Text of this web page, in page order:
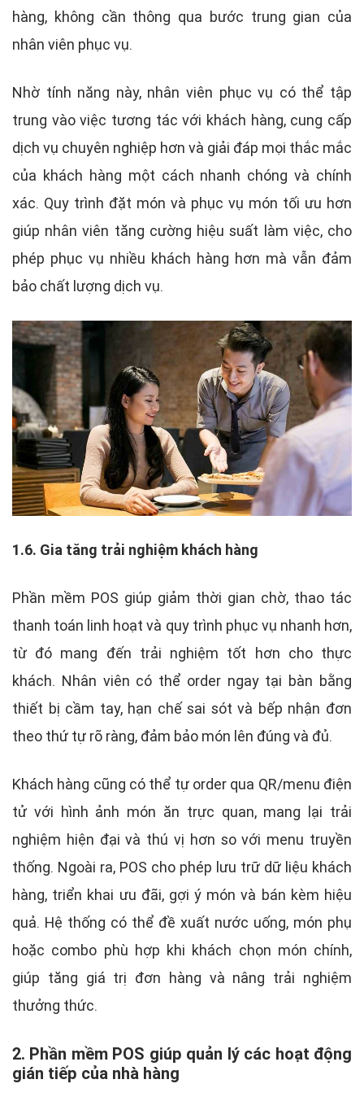
hàng, không cần thông qua bước trung gian của
nhân viên phục vụ.
Nhờ tính năng này, nhân viên phục vụ có thể tập
trung vào việc tương tác với khách hàng, cung cấp
dịch vụ chuyên nghiệp hơn và giải đáp mọi thắc mắc
của khách hàng một cách nhanh chóng và chính
xác. Quy trình đặt món và phục vụ món tối ưu hơn
giúp nhân viên tăng cường hiệu suất làm việc, cho
phép phục vụ nhiều khách hàng hơn mà vẫn đảm
bảo chất lượng dịch vụ.
1.6. Gia tăng trải nghiệm khách hàng
Phần mềm POS giúp giảm thời gian chờ, thao tác
thanh toán linh hoạt và quy trình phục vụ nhanh hơn,
từ đó mang đến trải nghiệm tốt hơn cho thực
khách. Nhân viên có thể order ngay tại bàn bằng
thiết bị cầm tay, hạn chế sai sót và bếp nhận đơn
theo thứ tự rõ ràng, đảm bảo món lên đúng và đủ.
Khách hàng cũng có thể tự order qua QR/menu điện
tử với hình ảnh món ăn trực quan, mang lại trải
nghiệm hiện đại và thú vị hơn so với menu truyền
thống. Ngoài ra, POS cho phép lưu trữ dữ liệu khách
hàng, triển khai ưu đãi, gợi ý món và bán kèm hiệu
quả. Hệ thống có thể đề xuất nước uống, món phụ
hoặc combo phù hợp khi khách chọn món chính,
giúp tăng giá trị đơn hàng và nâng trải nghiệm
thưởng thức.
2. Phần mềm POS giúp quản lý các hoạt động
gián tiếp của nhà hàng